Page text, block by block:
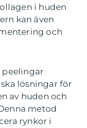
i huden
kan även
och
peelingar
lösningar för
av huden och
metod
rynkor i